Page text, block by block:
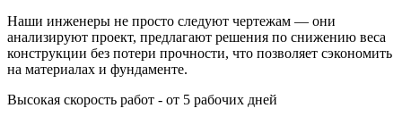
Наши инженеры не просто следуют чертежам — они
анализируют проект, предлагают решения по снижению веса
конструкции без потери прочности, что позволяет сэкономить
на материалах и фундаменте.
Высокая скорость работ - от 5 рабочих дней